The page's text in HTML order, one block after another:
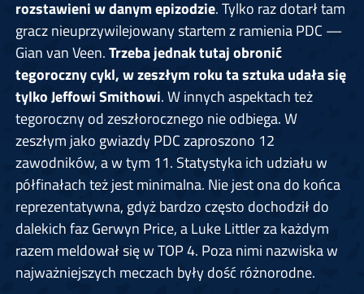
rozstawieni w danym epizodzie. Tylko raz dotarł tam
gracz nieuprzywilejowany startem z ramienia PDC —
Gian van Veen.Trzeba jednak tutaj obronić
tegoroczny cykl, w zeszłym roku ta sztuka udała się
tylko Jeffowi Smithowi. W innych aspektach też
tegoroczny od zeszłorocznego nie odbiega. W
zeszłym jako gwiazdy PDC zaproszono 12
zawodników, a w tym 11. Statystyka ich udziału w
półfinałach też jest minimalna. Nie jest ona do końca
reprezentatywna, gdyż bardzo często dochodził do
dalekich faz Gerwyn Price, a Luke Littler za każdym
razem meldował się w TOP 4. Poza nimi nazwiska w
najważniejszych meczach były dość różnorodne.